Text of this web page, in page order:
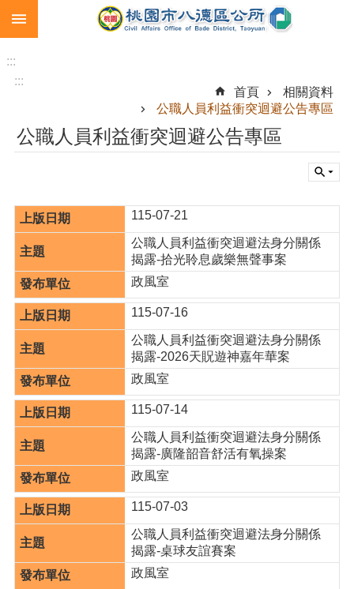
跳到主要內容區塊
民
卡
難
救
助
進
階
搜
尋
本
區
介
紹
訊
息
公
告
生
活
便
:::
:::
首頁
相關資料
公職人員利益衝突迴避公告專區
公職人員利益衝突迴避公告專區
115-07-21
公職人員利益衝突迴避法身分關係
揭露-拾光聆息歲樂無聲事案
政風室
115-07-16
公職人員利益衝突迴避法身分關係
揭露-2026天貺遊神嘉年華案
政風室
115-07-14
公職人員利益衝突迴避法身分關係
揭露-廣隆韶音舒活有氧操案
政風室
115-07-03
公職人員利益衝突迴避法身分關係
揭露-桌球友誼賽案
政風室